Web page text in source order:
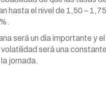
hasta el nivel de 1,50 – 1,75
será un día importante y
volatilidad será una
jornada.